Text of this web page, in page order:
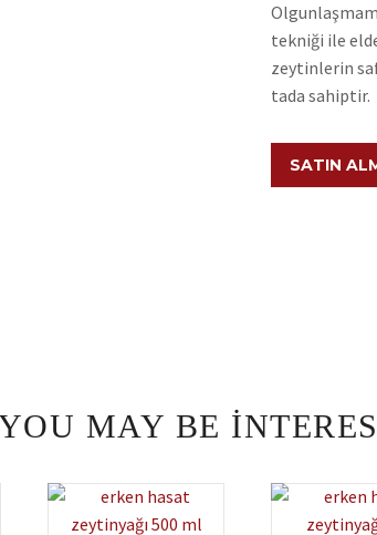
tekniği ile
zeytinlerin
tada sahiptir.
SATIN
MAY BE